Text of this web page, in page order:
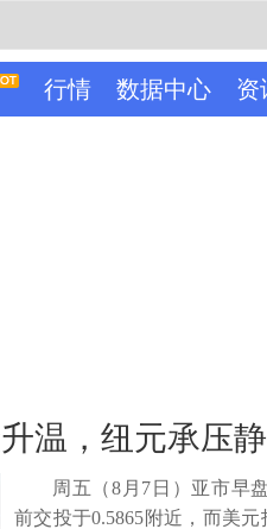
行情 数据中心 资
温，纽元承压
周五（8月7日）亚市早
前交投于0.5865附近，而美